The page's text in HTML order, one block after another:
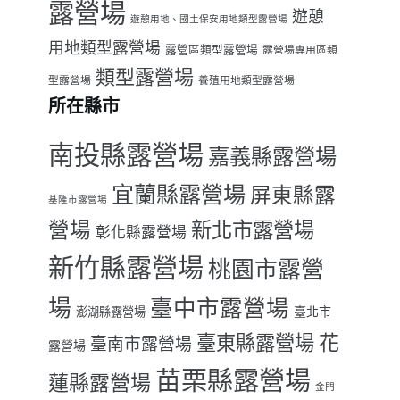
露營場 遊憩用地、國土保安用地類型露營場 遊憩
用地類型露營場 露營區類型露營場 露營場專用區類
型露營場 類型露營場 養殖用地類型露營場
所在縣市
南投縣露營場 嘉義縣露營場
基隆市露營場 宜蘭縣露營場 屏東縣露
營場 彰化縣露營場 新北市露營場
新竹縣露營場 桃園市露營
場 澎湖縣露營場 臺中市露營場 臺北市
露營場 臺南市露營場 臺東縣露營場 花
蓮縣露營場 苗栗縣露營場 金門